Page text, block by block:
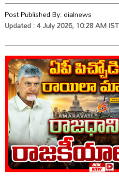
Post Published By:dialnews
Updated : 4 July 2026, 10:28 AM IST